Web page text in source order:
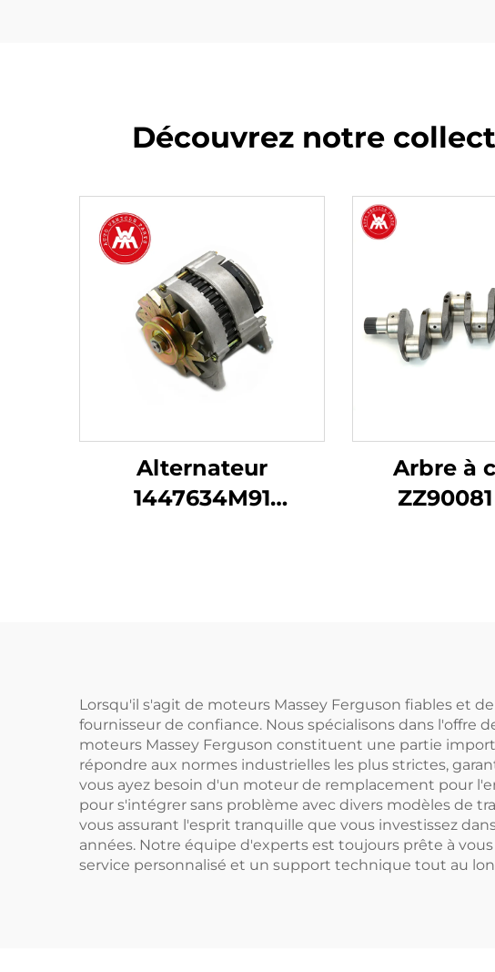
Découvrez notre
Alternateur
1447634M91
Arbre à
Lorsqu'il s'agit de moteurs Massey Ferguson fiables et
fournisseur de confiance. Nous spécialisons dans
moteurs Massey Ferguson constituent une partie
répondre aux normes industrielles les plus strictes,
vous ayez besoin d'un moteur de remplacement pour
pour s'intégrer sans problème avec divers modèles de
vous assurant l'esprit tranquille que vous investissez
années. Notre équipe d'experts est toujours prête à
service personnalisé et un support technique tout au